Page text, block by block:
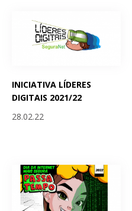
INICIATIVA LÍDERES
DIGITAIS 2021/22
28.02.22